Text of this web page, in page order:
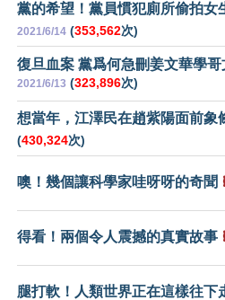
黨的希望！黨員慣犯廁所偷拍女
2021/6/14 (353,562次)
復旦血案 黨爲何急刪姜文華學
2021/6/13 (323,896次)
想當年，江澤民在趙紫陽面前象
(430,324次)
噢！幾個讓科學家哇呀呀的奇聞
得看！兩個令人震撼的真實故事
腿打軟！人類世界正在這樣往下